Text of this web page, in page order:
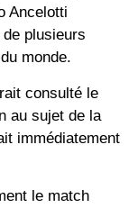
Ancelotti
plusieurs
monde.
consulté le
au sujet de la
immédiatement
le match